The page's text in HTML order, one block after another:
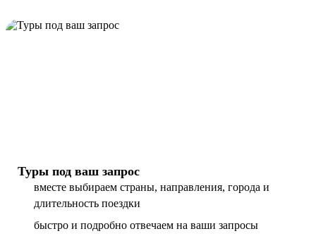
Туры под ваш запрос
вместе выбираем страны, направления, города и
длительность поездки
быстро и подробно отвечаем на ваши запросы